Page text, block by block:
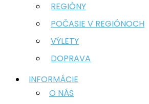
REGIÓNY
POČASIE V REGIÓNOCH
VÝLETY
DOPRAVA
INFORMÁCIE
O NÁS